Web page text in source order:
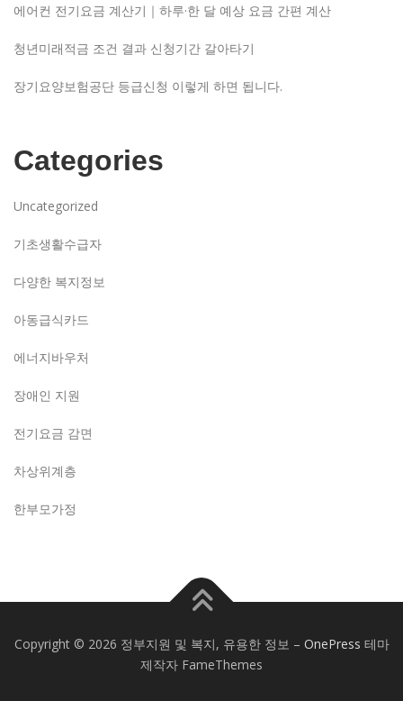
에어컨 전기요금 계산기｜하루·한 달 예상 요금 간편 계산
청년미래적금 조건 결과 신청기간 갈아타기
장기요양보험공단 등급신청 이렇게 하면 됩니다.
Categories
Uncategorized
기초생활수급자
다양한 복지정보
아동급식카드
에너지바우처
장애인 지원
전기요금 감면
차상위계층
한부모가정
Copyright © 2026 정부지원 및 복지, 유용한 정보 – OnePress 테마
제작자 FameThemes